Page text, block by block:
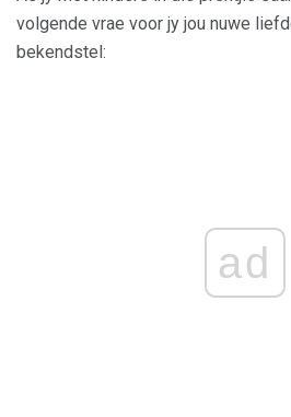
volgende vrae voor jy jou nuwe
bekendstel:
ad